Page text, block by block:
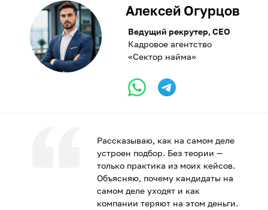
Рассказываю, как на самом деле
устроен подбор. Без теории —
только практика из моих кейсов.
Объясняю, почему кандидаты на
самом деле уходят и как
компании теряют на этом деньги.
Алексей Огурцов
Ведущий рекрутер, CEO
Кадровое агентство
«Сектор найма»